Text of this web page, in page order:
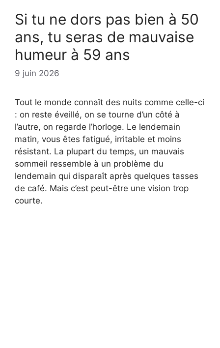
Si tu ne dors pas bien à 50
ans, tu seras de mauvaise
humeur à 59 ans
9 juin 2026
Tout le monde connaît des nuits comme celle-ci
: on reste éveillé, on se tourne d’un côté à
l’autre, on regarde l’horloge. Le lendemain
matin, vous êtes fatigué, irritable et moins
résistant. La plupart du temps, un mauvais
sommeil ressemble à un problème du
lendemain qui disparaît après quelques tasses
de café. Mais c’est peut-être une vision trop
courte.